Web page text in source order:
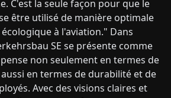
C'est la seule façon pour que le
être utilisé de manière optimale
à l'aviation." Dans
SE se présente comme
non seulement en termes de
en termes de durabilité et de
Avec des visions claires et